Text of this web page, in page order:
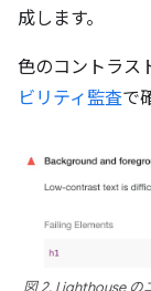
成します。
色のコントラス
ビリティ監査で